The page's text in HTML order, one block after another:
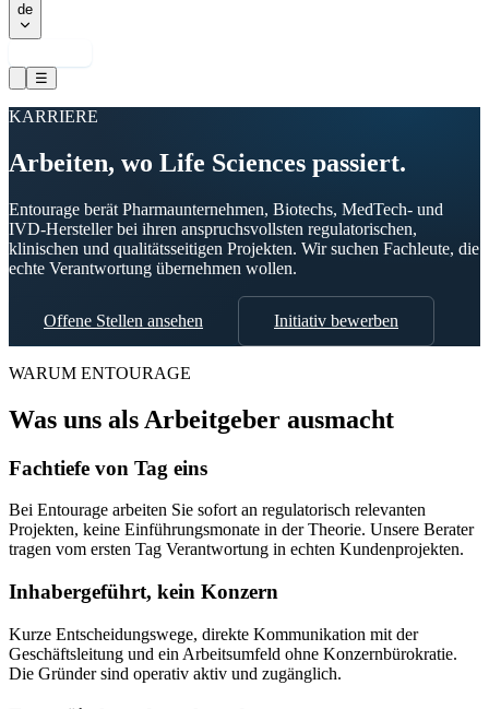
de
☰
KARRIERE
Arbeiten, wo Life Sciences passiert.
Entourage berät Pharmaunternehmen, Biotechs, MedTech- und
IVD-Hersteller bei ihren anspruchsvollsten regulatorischen,
klinischen und qualitätsseitigen Projekten. Wir suchen Fachleute, die
echte Verantwortung übernehmen wollen.
Offene Stellen ansehen Initiativ bewerben
WARUM ENTOURAGE
Was uns als Arbeitgeber ausmacht
Fachtiefe von Tag eins
Bei Entourage arbeiten Sie sofort an regulatorisch relevanten
Projekten, keine Einführungsmonate in der Theorie. Unsere Berater
tragen vom ersten Tag Verantwortung in echten Kundenprojekten.
Inhabergeführt, kein Konzern
Kurze Entscheidungswege, direkte Kommunikation mit der
Geschäftsleitung und ein Arbeitsumfeld ohne Konzernbürokratie.
Die Gründer sind operativ aktiv und zugänglich.